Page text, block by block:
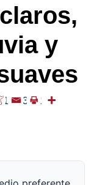
y
03-12